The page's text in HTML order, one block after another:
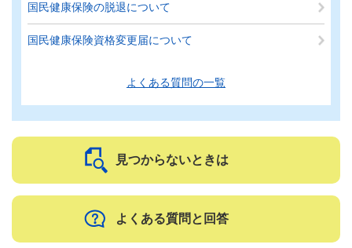
国民健康保険の脱退について
国民健康保険資格変更届について
よくある質問の一覧
見つからないときは
よくある質問と回答